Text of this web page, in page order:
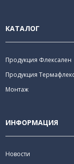
КАТАЛОГ
Продукция Флексален
Продукция
Монтаж
ИНФОРМАЦИЯ
Новости